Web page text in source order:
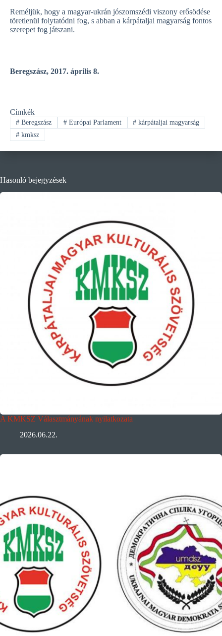
Reméljük, hogy a magyar-ukrán jószomszédi viszony erősödése
töretlenül folytatódni fog, s abban a kárpátaljai magyarság fontos
szerepet fog játszani.
Beregszász, 2017. április 8.
Címkék
#Beregszász #Európai Parlament # kárpátaljai magyarság
#kmksz
Hasonló bejegyzések
A KMKSZ Választmányának nyilatkozata
2026.06.22.